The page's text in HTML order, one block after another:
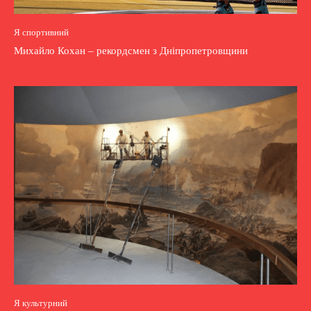
Я спортивний
Михайло Кохан – рекордсмен з Дніпропетровщини
Я культурний